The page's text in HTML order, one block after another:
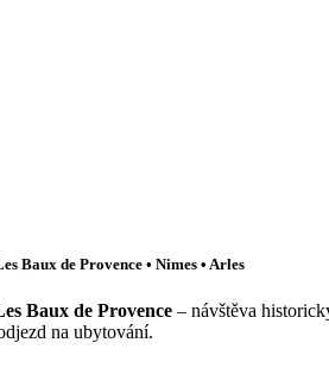
Baux de Provence • Nimes • Arles
Baux de Provence – návštěva
na ubytování.